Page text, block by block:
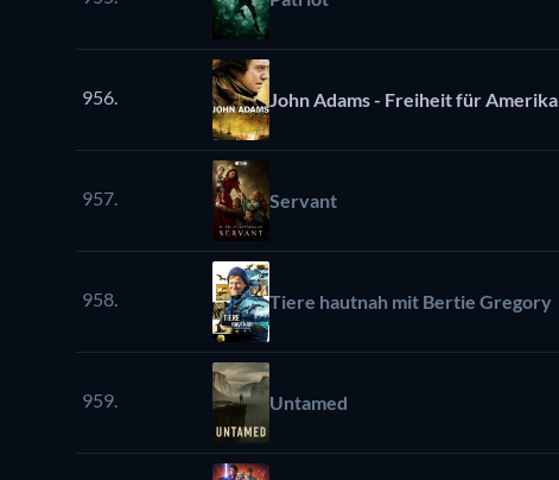
956. John Adams - Freiheit für Amerika
957. Servant
958. Tiere hautnah mit Bertie Gregory
959. Untamed